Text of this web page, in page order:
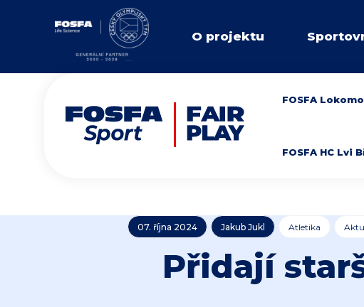
O projektu
FOSFA
FOSFA HC Lvi
07. října 2024 Jakub Jukl Atletika
Přidají